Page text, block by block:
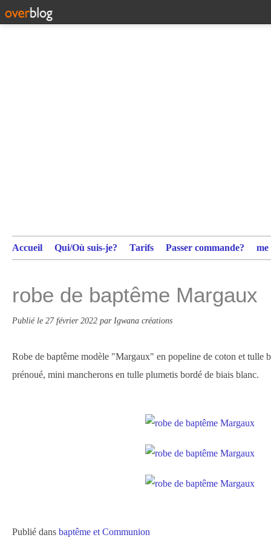
Accueil Qui/Où suis-je? Tarifs Passer commande?
robe de baptême Margaux
Publié le 27 février 2022 par Igwana créations
Robe de baptême modèle "Margaux" en popeline de coton et tulle
prénoué, mini mancherons en tulle plumetis bordé de biais blanc.
Publié dans baptême et Communion